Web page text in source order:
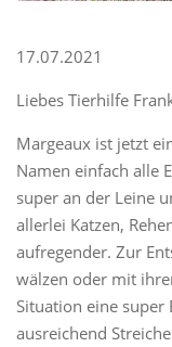
17.07.2021
Liebes Tierhilfe
Margeaux ist jetzt
Namen einfach alle
super an der Leine
allerlei Katzen,
aufregender. Zur
wälzen oder mit
Situation eine
ausreichend